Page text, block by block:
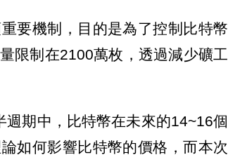
要機制，目的是為了控制比特幣
限制在2100萬枚，透過減少礦工
期中，比特幣在未來的14~16個
如何影響比特幣的價格，而本次